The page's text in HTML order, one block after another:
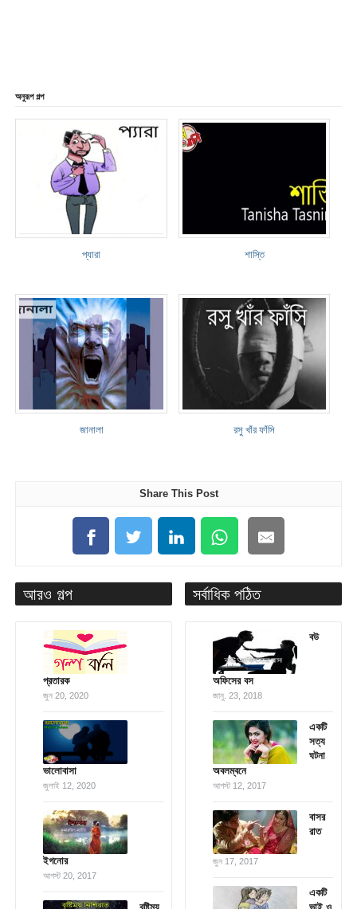
অনুরূপ গল্প
প্যারা শাস্তি
জানালা রসু খাঁর ফাঁসি
Share This Post
আরও গল্প
প্রতারক
জুন 20, 2020
ভালোবাসা
জুলাই 12, 2020
ইগনোর
আগস্ট 20, 2017
সর্বাধিক পঠিত
বউ
অফিসের বস
জানু. 23, 2018
একটি
সত্য
ঘটনা
অবলম্বনে
আগস্ট 12, 2017
বাসর
রাত
জুন 17, 2017
একটি